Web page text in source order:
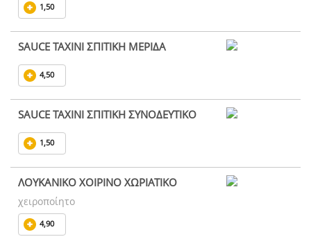
1,50
SAUCE ΤΑΧΙΝΙ ΣΠΙΤΙΚΗ ΜΕΡΙΔΑ
4,50
SAUCE ΤΑΧΙΝΙ ΣΠΙΤΙΚΗ ΣΥΝΟΔΕΥΤΙΚΟ
1,50
ΛΟΥΚΑΝΙΚΟ ΧΟΙΡΙΝΟ ΧΩΡΙΑΤΙΚΟ
χειροποίητο
4,90